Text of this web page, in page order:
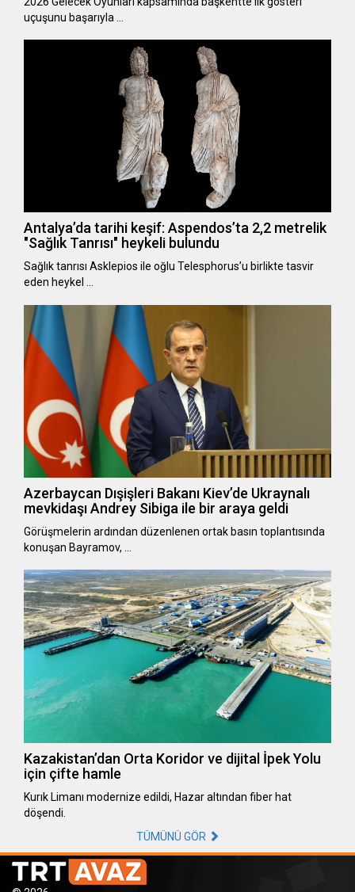
uçuşunu başarıyla …
Antalya’da tarihi keşif: Aspendos’ta 2,2 metrelik
"Sağlık Tanrısı" heykeli bulundu
Sağlık tanrısı Asklepios ile oğlu Telesphorus’u birlikte tasvir
eden heykel …
Azerbaycan Dışişleri Bakanı Kiev’de Ukraynalı
mevkidaşı Andrey Sibiga ile bir araya geldi
Görüşmelerin ardından düzenlenen ortak basın toplantısında
konuşan Bayramov, …
Kazakistan’dan Orta Koridor ve dijital İpek Yolu
için çifte hamle
Kurık Limanı modernize edildi, Hazar altından fiber hat
döşendi.
TÜMÜNÜ GÖR